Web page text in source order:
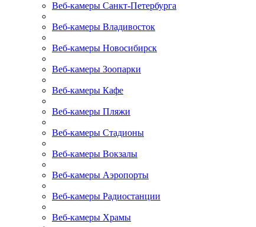
Веб-камеры Санкт-Петербурга
Веб-камеры Владивосток
Веб-камеры Новосибирск
Веб-камеры Зоопарки
Веб-камеры Кафе
Веб-камеры Пляжи
Веб-камеры Стадионы
Веб-камеры Вокзалы
Веб-камеры Аэропорты
Веб-камеры Радиостанции
Веб-камеры Храмы